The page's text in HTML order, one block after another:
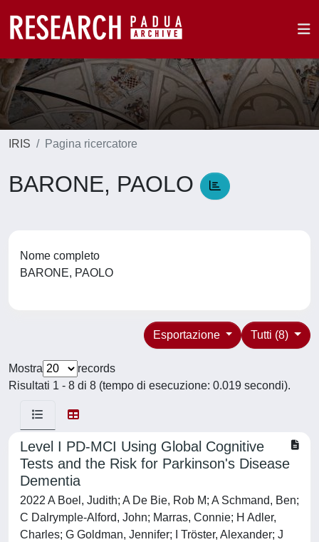
IRIS Pagina ricercatore
BARONE, PAOLO
Nome completo
BARONE, PAOLO
Tutti (8)
Esportazione
Mostra
records
Risultati 1 - 8 di 8 (tempo di esecuzione: 0.019 secondi).
Level I PD-MCI Using Global Cognitive
Tests and the Risk for Parkinson's Disease
Dementia
2022 A Boel, Judith; A De Bie, Rob M; A Schmand, Ben;
C Dalrymple-Alford, John; Marras, Connie; H Adler,
Charles; G Goldman, Jennifer; I Tröster, Alexander; J